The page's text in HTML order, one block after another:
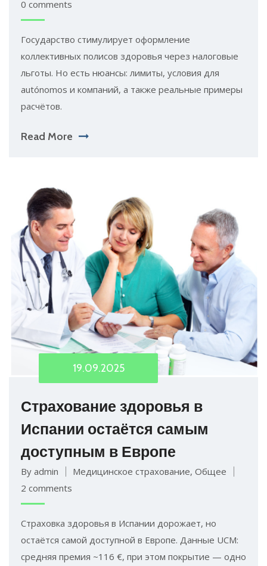
0 comments
Государство стимулирует оформление
коллективных полисов здоровья через налоговые
льготы. Но есть нюансы: лимиты, условия для
autónomos и компаний, а также реальные примеры
расчётов.
Read More
19.09.2025
Страхование здоровья в
Испании остаётся самым
доступным в Европе
By admin Медицинское страхование, Общее
2 comments
Страховка здоровья в Испании дорожает, но
остаётся самой доступной в Европе. Данные UCM:
средняя премия ~116 €, при этом покрытие — одно